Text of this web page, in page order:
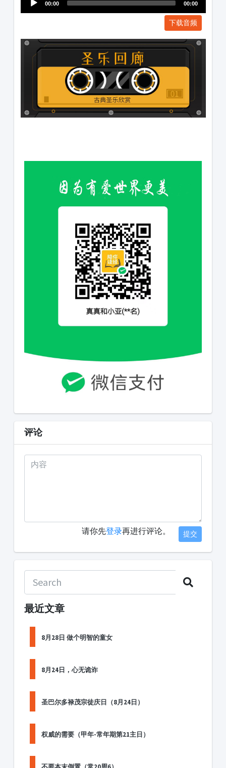
00:00 00:00
下载音频
评论
请你先登录再进行评论。 提交
最近文章
8月28日 做个明智的童女
8月24日，心无诡诈
圣巴尔多禄茂宗徒庆日（8月24日）
权威的需要（甲年-常年期第21主日）
不要本末倒置（常20周6）